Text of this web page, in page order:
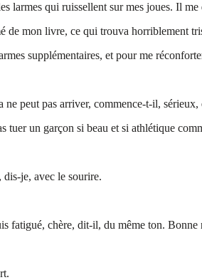
larmes qui ruissellent sur mes joues. Il
de mon livre, ce qui trouva horriblement
supplémentaires, et pour me
ne peut pas arriver, commence-t-il,
tuer un garçon si beau et si athlétique
dis-je, avec le sourire.
fatigué, chère, dit-il, du même ton. Bonne